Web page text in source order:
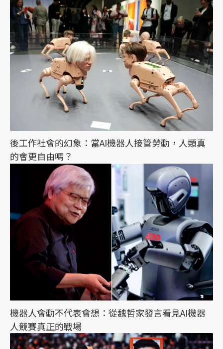
後工作社會的幻象：當AI機器人接管勞動，人類真
的會更自由嗎？
機器人會動不代表會想：從魏哲家發言看見AI機器
人競賽真正的戰場